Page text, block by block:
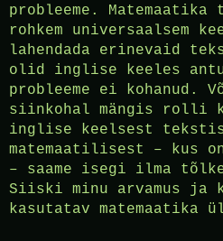
probleeme. Matemaatika
rohkem universaalsem
lahendada erinevaid
olid inglise keeles
probleeme ei kohanud.
siinkohal mängis rolli
inglise keelsest
matemaatilisest – kus
– saame isegi ilma
Siiski minu arvamus ja
kasutatav matemaatika